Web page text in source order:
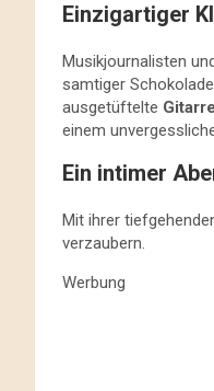
Einzigartiger
Musikjournalisten
samtiger
ausgetüftelte
einem
Ein intimer
Mit ihrer
verzaubern.
Werbung